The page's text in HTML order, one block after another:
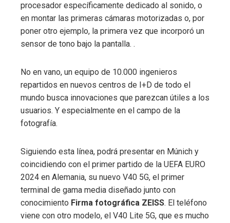
procesador específicamente dedicado al sonido, o
en montar las primeras cámaras motorizadas o, por
poner otro ejemplo, la primera vez que incorporó un
sensor de tono bajo la pantalla. .
No en vano, un equipo de 10.000 ingenieros
repartidos en nuevos centros de I+D de todo el
mundo busca innovaciones que parezcan útiles a los
usuarios. Y especialmente en el campo de la
fotografía.
Siguiendo esta línea, podrá presentar en Múnich y
coincidiendo con el primer partido de la UEFA EURO
2024 en Alemania, su nuevo V40 5G, el primer
terminal de gama media diseñado junto con
conocimiento Firma fotográfica ZEISS. El teléfono
viene con otro modelo, el V40 Lite 5G, que es mucho